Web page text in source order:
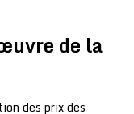
de la
des prix des